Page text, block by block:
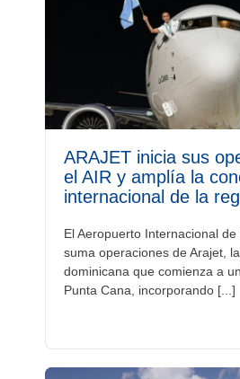
ARAJET inicia sus
el AIR y amplía la
internacional de la
El Aeropuerto Internacional
suma operaciones de Arajet,
dominicana que comienza a
Punta Cana, incorporando [...]